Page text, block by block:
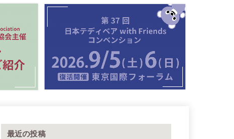
最近の投稿